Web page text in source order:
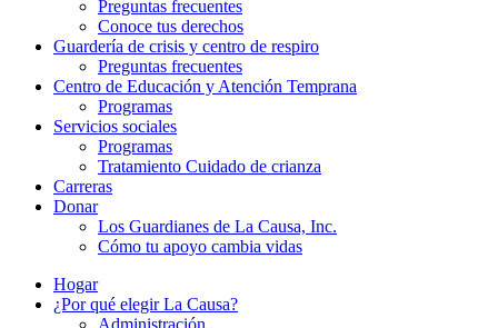
Preguntas frecuentes
Conoce tus derechos
Guardería de crisis y centro de respiro
Preguntas frecuentes
Centro de Educación y Atención Temprana
Programas
Servicios sociales
Programas
Tratamiento Cuidado de crianza
Carreras
Donar
Los Guardianes de La Causa, Inc.
Cómo tu apoyo cambia vidas
Hogar
¿Por qué elegir La Causa?
Administración